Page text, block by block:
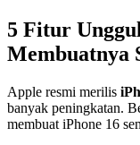
5 Fitur
Membuatnya
Apple resmi merilis
banyak peningkatan.
membuat iPhone 16